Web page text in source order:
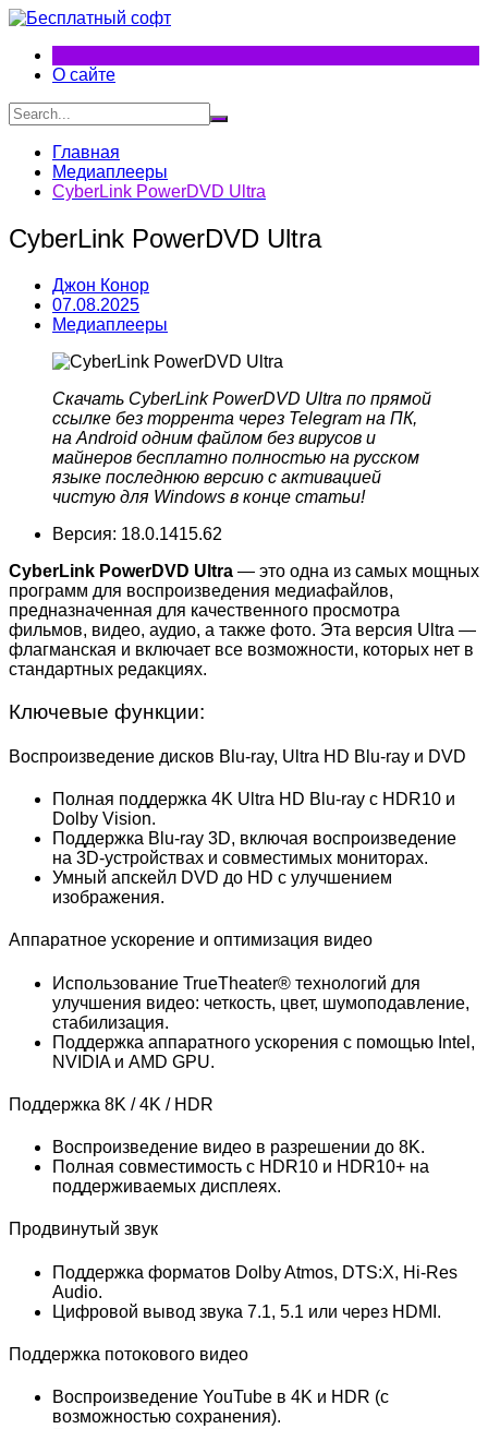
Перейти
содержимому
О сайте
Главная
Медиаплееры
CyberLink PowerDVD Ultra
CyberLink PowerDVD Ultra
Джон Конор
07.08.2025
Медиаплееры
Скачать CyberLink PowerDVD Ultra по прямой
ссылке без торрента через Telegram на ПК,
на Android одним файлом без вирусов и
майнеров бесплатно полностью на русском
языке последнюю версию с активацией
чистую для Windows в конце статьи!
Версия: 18.0.1415.62
CyberLink PowerDVD Ultra — это одна из самых мощных
программ для воспроизведения медиафайлов,
предназначенная для качественного просмотра
фильмов, видео, аудио, а также фото. Эта версия Ultra —
флагманская и включает все возможности, которых нет в
стандартных редакциях.
Ключевые функции:
Воспроизведение дисков Blu-ray, Ultra HD Blu-ray и DVD
Полная поддержка 4K Ultra HD Blu-ray с HDR10 и
Dolby Vision.
Поддержка Blu-ray 3D, включая воспроизведение
на 3D-устройствах и совместимых мониторах.
Умный апскейл DVD до HD с улучшением
изображения.
Аппаратное ускорение и оптимизация видео
Использование TrueTheater® технологий для
улучшения видео: четкость, цвет, шумоподавление,
стабилизация.
Поддержка аппаратного ускорения с помощью Intel,
NVIDIA и AMD GPU.
Поддержка 8K / 4K / HDR
Воспроизведение видео в разрешении до 8K.
Полная совместимость с HDR10 и HDR10+ на
поддерживаемых дисплеях.
Продвинутый звук
Поддержка форматов Dolby Atmos, DTS:X, Hi-Res
Audio.
Цифровой вывод звука 7.1, 5.1 или через HDMI.
Поддержка потокового видео
Воспроизведение YouTube в 4K и HDR (с
возможностью сохранения).